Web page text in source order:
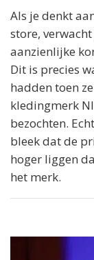
Als je denkt
store,
aanzienlijke
Dit is precies
hadden toen
kledingmerk
bezochten.
bleek dat de
hoger liggen
het merk.